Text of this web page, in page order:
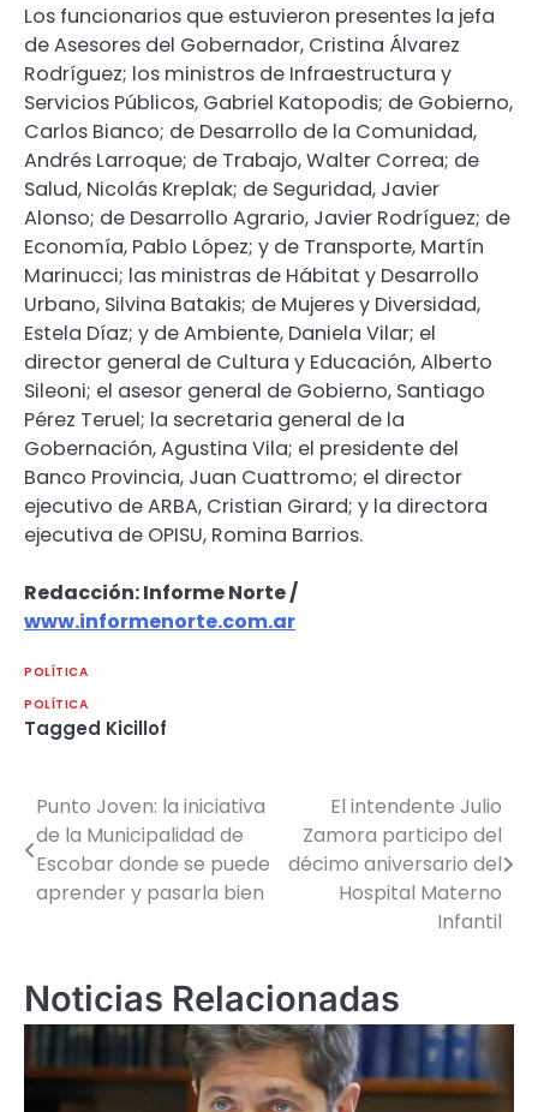
Los funcionarios que estuvieron presentes la jefa
de Asesores del Gobernador, Cristina Álvarez
Rodríguez; los ministros de Infraestructura y
Servicios Públicos, Gabriel Katopodis; de Gobierno,
Carlos Bianco; de Desarrollo de la Comunidad,
Andrés Larroque; de Trabajo, Walter Correa; de
Salud, Nicolás Kreplak; de Seguridad, Javier
Alonso; de Desarrollo Agrario, Javier Rodríguez; de
Economía, Pablo López; y de Transporte, Martín
Marinucci; las ministras de Hábitat y Desarrollo
Urbano, Silvina Batakis; de Mujeres y Diversidad,
Estela Díaz; y de Ambiente, Daniela Vilar; el
director general de Cultura y Educación, Alberto
Sileoni; el asesor general de Gobierno, Santiago
Pérez Teruel; la secretaria general de la
Gobernación, Agustina Vila; el presidente del
Banco Provincia, Juan Cuattromo; el director
ejecutivo de ARBA, Cristian Girard; y la directora
ejecutiva de OPISU, Romina Barrios.
Redacción: Informe Norte /
www.informenorte.com.ar
POLÍTICA
POLÍTICA
Tagged Kicillof
Navegación
de
entradas
Punto Joven: la iniciativa
de la Municipalidad de
Escobar donde se puede
aprender y pasarla bien
El intendente Julio
Zamora participo del
décimo aniversario del
Hospital Materno
Infantil
Noticias Relacionadas